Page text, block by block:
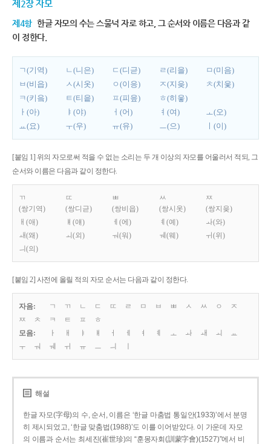
제2장 자모
제4항 한글 자모의 수는 스물넉 자로 하고, 그 순서와 이름은 다음과 같
이 정한다.
ㄱ(기역) ㄴ(니은) ㄷ(디귿) ㄹ(리을)
ㅁ(미음)
ㅂ(비읍)
ㅅ(시옷) ㅇ(이응) ㅈ(지읒)
ㅊ(치읓)
ㅋ(키읔)
ㅌ(티읕) ㅍ(피읖)
ㅎ(히읗)
ㅏ(아)
ㅑ(야) ㅓ(어) ㅕ(여)
ㅗ(오)
ㅛ(요)
ㅜ(우) ㅠ(유) ㅡ(으) ㅣ(이)
[붙임 1] 위의 자모로써 적을 수 없는 소리는 두 개 이상의 자모를 어울러서 적되, 그
순서와 이름은 다음과 같이 정한다.
ㄲ
(쌍기역)
ㄸ
(쌍디귿)
ㅃ
(쌍비읍)
ㅆ
(쌍시옷)
ㅉ
(쌍지읒)
ㅐ(애)
ㅒ(얘) ㅔ(에) ㅖ(예)
ㅘ(와)
ㅙ(왜)
ㅚ(외) ㅝ(워) ㅞ(웨)
ㅟ(위)
ㅢ(의)
[붙임 2] 사전에 올릴 적의 자모 순서는 다음과 같이 정한다.
자음: ㄱ ㄲ ㄴ ㄷ ㄸ ㄹ ㅁ ㅂ ㅃ ㅅ ㅆ ㅇ
ㅈ
ㅉ
ㅊ ㅋ ㅌ ㅍ
ㅎ
모음:
ㅏ ㅐ ㅑ ㅒ ㅓ ㅔ ㅕ ㅖ ㅗ ㅘ ㅙ ㅚ
ㅛ
ㅜ
ㅝ ㅞ ㅟ ㅠ ㅡ ㅢ
해설
한글 자모(字母)의 수, 순서, 이름은 ‘한글 마춤법 통일안(1933)’에서 분명
히 제시되었고, ‘한글 맞춤법(1988)’도 이를 이어받았다. 이 가운데 자모
의 이름과 순서는 최세진(崔世珍)의 “훈몽자회(訓蒙字會)(1527)”에서 비